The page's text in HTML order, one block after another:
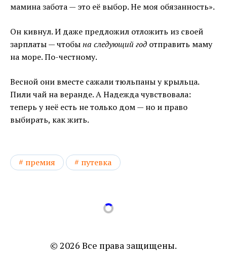
мамина забота — это её выбор. Не моя обязанность».
Он кивнул. И даже предложил отложить из своей
зарплаты — чтобына следующий год отправить маму
на море. По-честному.
Весной они вместе сажали тюльпаны у крыльца.
Пили чай на веранде. А Надежда чувствовала:
теперь у неё есть не только дом — но и право
выбирать, как жить.
премия путевка
© 2026 Все права защищены.